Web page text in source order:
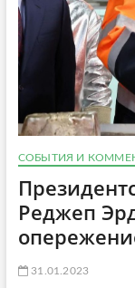
СОБЫТИЯ И
Реджеп
31.01.2023